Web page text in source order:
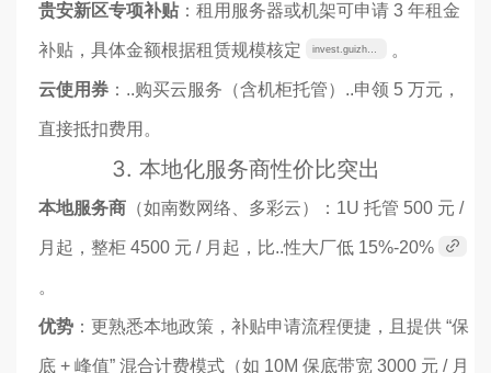
贵安新区专项补贴：租用服务器或机架可申请 3 年租金
补贴，具体金额根据租赁规模核定 invest.guizhou.gov.cn 。
云使用券 ：..购买云服务（含机柜托管）..申领 5 万元，
直接抵扣费用。
3. 本地化服务商性价比突出
本地服务商 （如南数网络、多彩云）：1U 托管 500 元 /
月起，整柜 4500 元 / 月起，比..性大厂低 15%-20%
。
优势 ：更熟悉本地政策，补贴申请流程便捷，且提供 “保
底 + 峰值” 混合计费模式（如 10M 保底带宽 3000 元 / 月